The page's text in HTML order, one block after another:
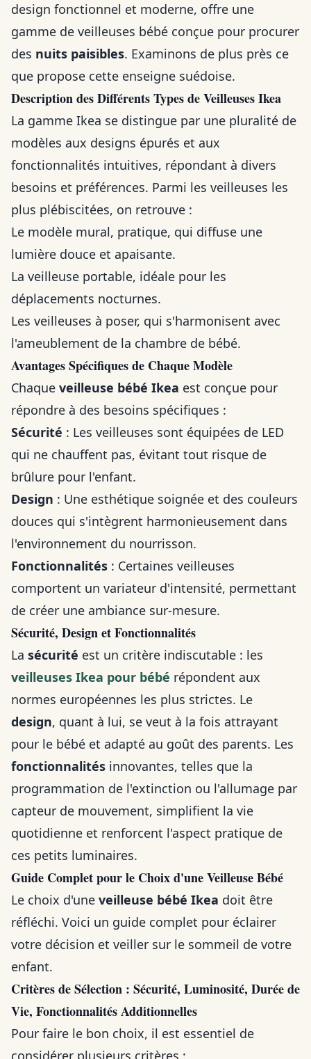
design fonctionnel et moderne, offre une
gamme de veilleuses bébé conçue pour procurer
des nuits paisibles. Examinons de plus près ce
que propose cette enseigne suédoise.
Description des Différents Types de Veilleuses Ikea
La gamme Ikea se distingue par une pluralité de
modèles aux designs épurés et aux
fonctionnalités intuitives, répondant à divers
besoins et préférences. Parmi les veilleuses les
plus plébiscitées, on retrouve :
Le modèle mural, pratique, qui diffuse une
lumière douce et apaisante.
La veilleuse portable, idéale pour les
déplacements nocturnes.
Les veilleuses à poser, qui s'harmonisent avec
l'ameublement de la chambre de bébé.
Avantages Spécifiques de Chaque Modèle
Chaque veilleuse bébé Ikea est conçue pour
répondre à des besoins spécifiques :
Sécurité : Les veilleuses sont équipées de LED
qui ne chauffent pas, évitant tout risque de
brûlure pour l'enfant.
Design : Une esthétique soignée et des couleurs
douces qui s'intègrent harmonieusement dans
l'environnement du nourrisson.
Fonctionnalités : Certaines veilleuses
comportent un variateur d'intensité, permettant
de créer une ambiance sur-mesure.
Sécurité, Design et Fonctionnalités
La sécurité est un critère indiscutable : les
veilleuses Ikea pour bébé répondent aux
normes européennes les plus strictes. Le
design, quant à lui, se veut à la fois attrayant
pour le bébé et adapté au goût des parents. Les
fonctionnalités innovantes, telles que la
programmation de l'extinction ou l'allumage par
capteur de mouvement, simplifient la vie
quotidienne et renforcent l'aspect pratique de
ces petits luminaires.
Guide Complet pour le Choix d'une Veilleuse Bébé
Le choix d'une veilleuse bébé Ikea doit être
réfléchi. Voici un guide complet pour éclairer
votre décision et veiller sur le sommeil de votre
enfant.
Critères de Sélection : Sécurité, Luminosité, Durée de
Vie, Fonctionnalités Additionnelles
Pour faire le bon choix, il est essentiel de
considérer plusieurs critères :